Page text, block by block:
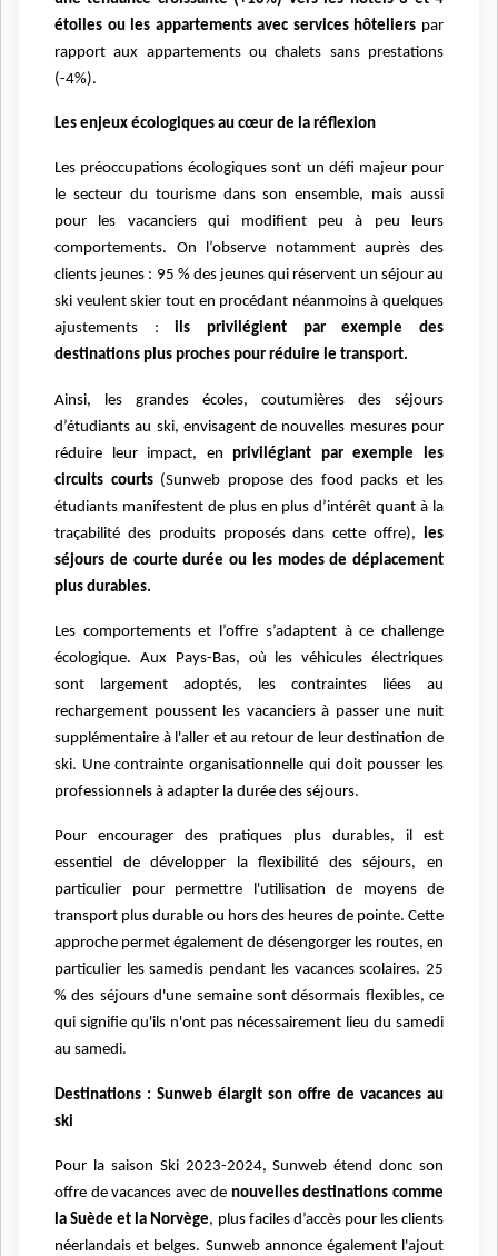
étoiles ou les appartements avec services hôteliers par
rapport aux appartements ou chalets sans prestations
(-4%).
Les enjeux écologiques au cœur de la réflexion
Les préoccupations écologiques sont un défi majeur pour
le secteur du tourisme dans son ensemble, mais aussi
pour les vacanciers qui modifient peu à peu leurs
comportements. On l’observe notamment auprès des
clients jeunes : 95 % des jeunes qui réservent un séjour au
ski veulent skier tout en procédant néanmoins à quelques
ajustements : ils privilégient par exemple des
destinations plus proches pour réduire le transport.
Ainsi, les grandes écoles, coutumières des séjours
d’étudiants au ski, envisagent de nouvelles mesures pour
réduire leur impact, en privilégiant par exemple les
circuits courts(Sunweb propose des food packs et les
étudiants manifestent de plus en plus d’intérêt quant à la
traçabilité des produits proposés dans cette offre), les
séjours de courte durée ou les modes de déplacement
plus durables.
Les comportements et l’offre s’adaptent à ce challenge
écologique. Aux Pays-Bas, où les véhicules électriques
sont largement adoptés, les contraintes liées au
rechargement poussent les vacanciers à passer une nuit
supplémentaire à l'aller et au retour de leur destination de
ski. Une contrainte organisationnelle qui doit pousser les
professionnels à adapter la durée des séjours.
Pour encourager des pratiques plus durables, il est
essentiel de développer la flexibilité des séjours, en
particulier pour permettre l'utilisation de moyens de
transport plus durable ou hors des heures de pointe. Cette
approche permet également de désengorger les routes, en
particulier les samedis pendant les vacances scolaires. 25
% des séjours d'une semaine sont désormais flexibles, ce
qui signifie qu'ils n'ont pas nécessairement lieu du samedi
au samedi.
Destinations : Sunweb élargit son offre de vacances au
ski
Pour la saison Ski 2023-2024, Sunweb étend donc son
offre de vacances avec de nouvelles destinations comme
la Suède et la Norvège, plus faciles d’accès pour les clients
néerlandais et belges. Sunweb annonce également l'ajout